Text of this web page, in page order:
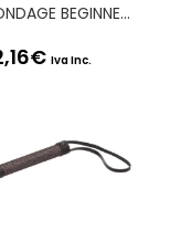
KIT DE BONDAGE BEGINNERS BONDAGE KIT OUCH! PRETO
€ Iva Inc.